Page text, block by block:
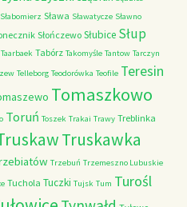
Słabomierz Sława Sławatycze Sławno
Słończewo Słubice Słup
Taarbaek Tabórz Takomyśle Tantow Tarczyn
Telleborg Teodorówka Teofile Teresin
Tomaszkowo
Toruń Toszek Trakai Trawy Treblinka
Truskawka
Trzebuń Trzemeszno Lubuskie
Tuchola Tuczki Tujsk Tum Turośl